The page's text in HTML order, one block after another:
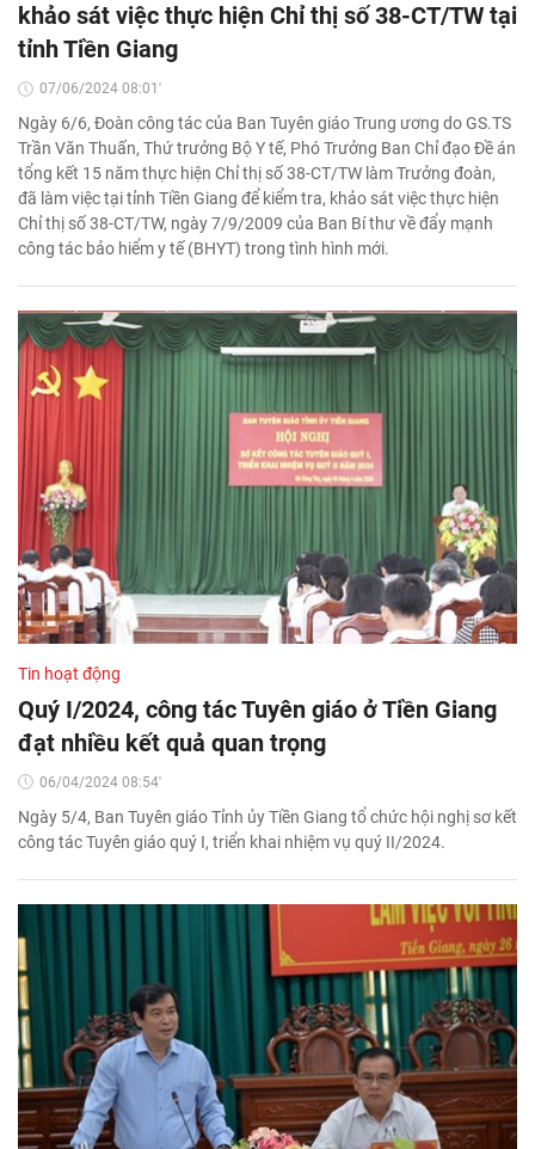
khảo sát việc thực hiện Chỉ thị số 38-CT/TW tại
tỉnh Tiền Giang
07/06/2024 08:01'
Ngày 6/6, Đoàn công tác của Ban Tuyên giáo Trung ương do GS.TS
Trần Văn Thuấn, Thứ trưởng Bộ Y tế, Phó Trưởng Ban Chỉ đạo Đề án
tổng kết 15 năm thực hiện Chỉ thị số 38-CT/TW làm Trưởng đoàn,
đã làm việc tại tỉnh Tiền Giang để kiểm tra, khảo sát việc thực hiện
Chỉ thị số 38-CT/TW, ngày 7/9/2009 của Ban Bí thư về đẩy mạnh
công tác bảo hiểm y tế (BHYT) trong tình hình mới.
Tin hoạt động
Quý I/2024, công tác Tuyên giáo ở Tiền Giang
đạt nhiều kết quả quan trọng
06/04/2024 08:54'
Ngày 5/4, Ban Tuyên giáo Tỉnh ủy Tiền Giang tổ chức hội nghị sơ kết
công tác Tuyên giáo quý I, triển khai nhiệm vụ quý II/2024.